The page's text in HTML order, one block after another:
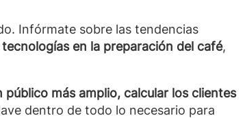
Infórmate sobre las tendencias
en la preparación del café,
público más amplio, calcular los clientes
dentro de todo lo necesario para